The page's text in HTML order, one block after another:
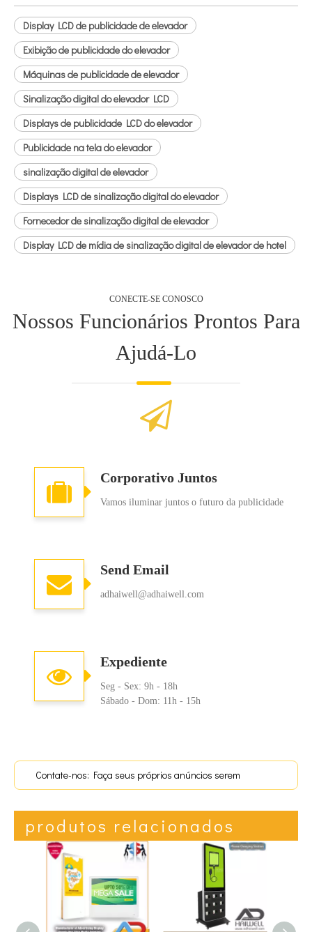
Display LCD de publicidade de elevador
Exibição de publicidade do elevador
Máquinas de publicidade de elevador
Sinalização digital do elevador LCD
Displays de publicidade LCD do elevador
Publicidade na tela do elevador
sinalização digital de elevador
Displays LCD de sinalização digital do elevador
Fornecedor de sinalização digital de elevador
Display LCD de mídia de sinalização digital de elevador de hotel
CONECTE-SE CONOSCO
Nossos Funcionários Prontos Para
Ajudá-Lo
Corporativo Juntos
Vamos iluminar juntos o futuro da publicidade
Send Email
adhaiwell@adhaiwell.com
Expediente
Seg - Sex: 9h - 18h
Sábado - Dom: 11h - 15h
Contate-nos: Faça seus próprios anúncios serem
produtos relacionados